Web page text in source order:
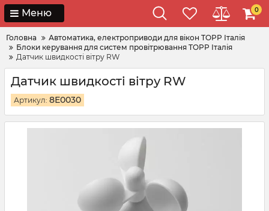
Меню 0
Головна
Автоматика, електроприводи для вікон TOPP Італія
Блоки керування для систем провітрювання TOPP Італія
Датчик швидкості вітру RW
Датчик швидкості вітру RW
Артикул: 8Е0030